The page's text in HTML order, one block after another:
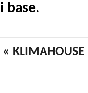
base.
«